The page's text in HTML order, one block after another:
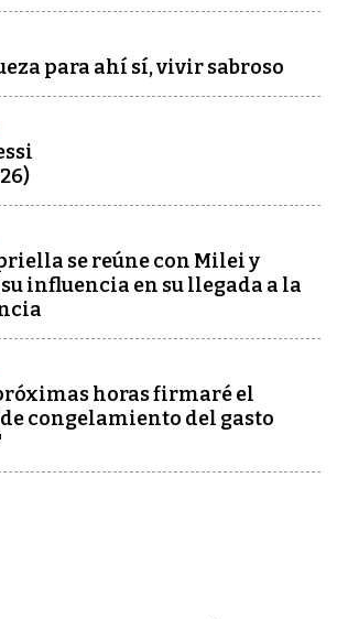
para ahí sí, vivir sabroso
se reúne con Milei y
influencia en su llegada a la
horas firmaré el
congelamiento del gasto